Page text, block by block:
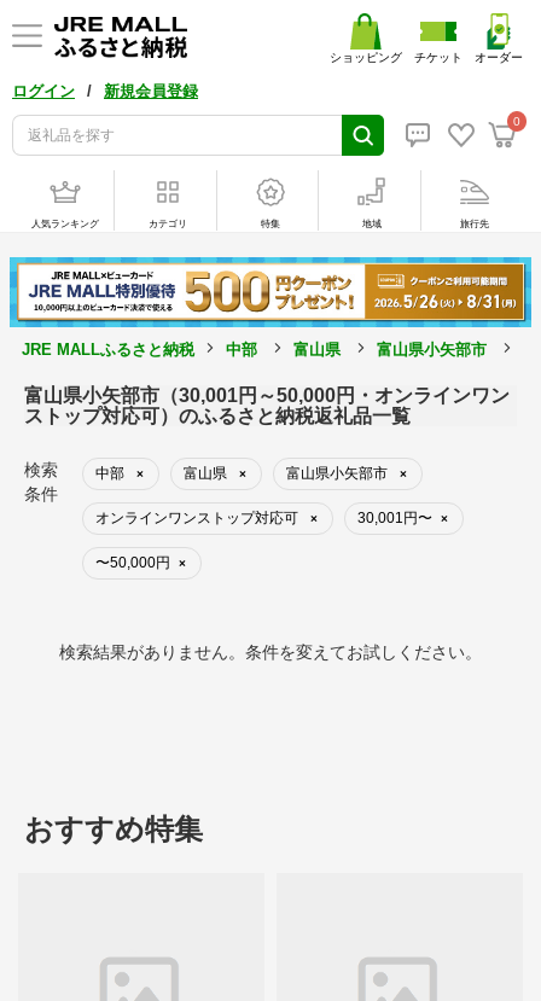
ログイン / 新規会員登録
0
ショッピング チケット オーダー
人気ランキング カテゴリ 特集 地域 旅行先
JRE MALLふるさと納税 中部 富山県 富山県小矢部市
富山県小矢部市（30,001円～50,000円・オンラインワン
ストップ対応可）のふるさと納税返礼品一覧
検索
条件
中部 × 富山県 × 富山県小矢部市 ×
オンラインワンストップ対応可 × 30,001円〜 ×
〜50,000円 ×
検索結果がありません。条件を変えてお試しください。
おすすめ特集